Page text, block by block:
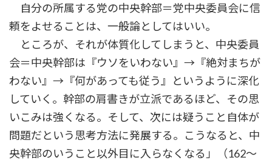
自分の所属する党の中央幹部＝党中央委員会に信
頼をよせることは、一般論としてはいい。
ところが、それが体質化してしまうと、中央委員
会＝中央幹部は『ウソをいわない』→『絶対まちが
わない』→『何があっても従う』というように深化
していく。幹部の肩書きが立派であるほど、その思
いこみは強くなる。そして、次には疑うこと自体が
問題だという思考方法に発展する。こうなると、中
央幹部のいうこと以外目に入らなくなる」（162～